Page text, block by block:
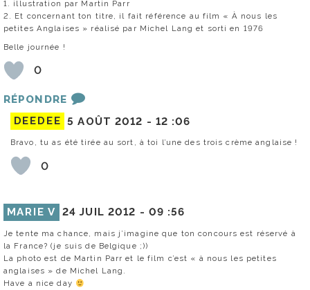
1. illustration par Martin Parr
2. Et concernant ton titre, il fait référence au film « À nous les
petites Anglaises » réalisé par Michel Lang et sorti en 1976
Belle journée !
0
RÉPONDRE
DEEDEE 5 AOÛT 2012 - 12 :06
Bravo, tu as été tirée au sort, à toi l’une des trois crème anglaise !
0
MARIE V 24 JUIL 2012 - 09 :56
Je tente ma chance, mais j’imagine que ton concours est réservé à
la France? (je suis de Belgique ;))
La photo est de Martin Parr et le film c’est « à nous les petites
anglaises » de Michel Lang.
Have a nice day